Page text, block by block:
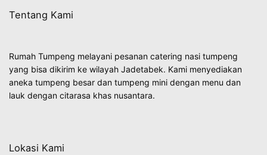
Tentang Kami
Rumah Tumpeng melayani pesanan catering nasi tumpeng
yang bisa dikirim ke wilayah Jadetabek. Kami menyediakan
aneka tumpeng besar dan tumpeng mini dengan menu dan
lauk dengan citarasa khas nusantara.
Lokasi Kami